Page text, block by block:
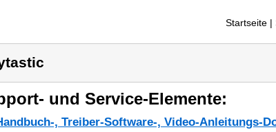
Startseite |
und Service-Elemente:
, Treiber-Software-, Video-Anleitungs-